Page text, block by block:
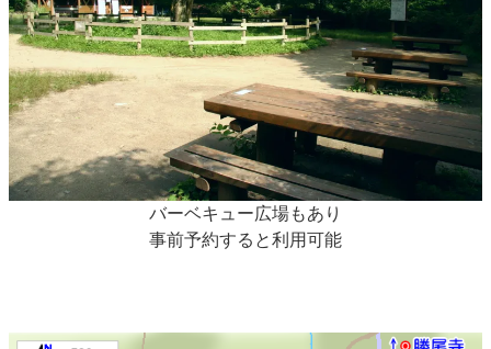
バーベキュー広場もあり
事前予約すると利用可能